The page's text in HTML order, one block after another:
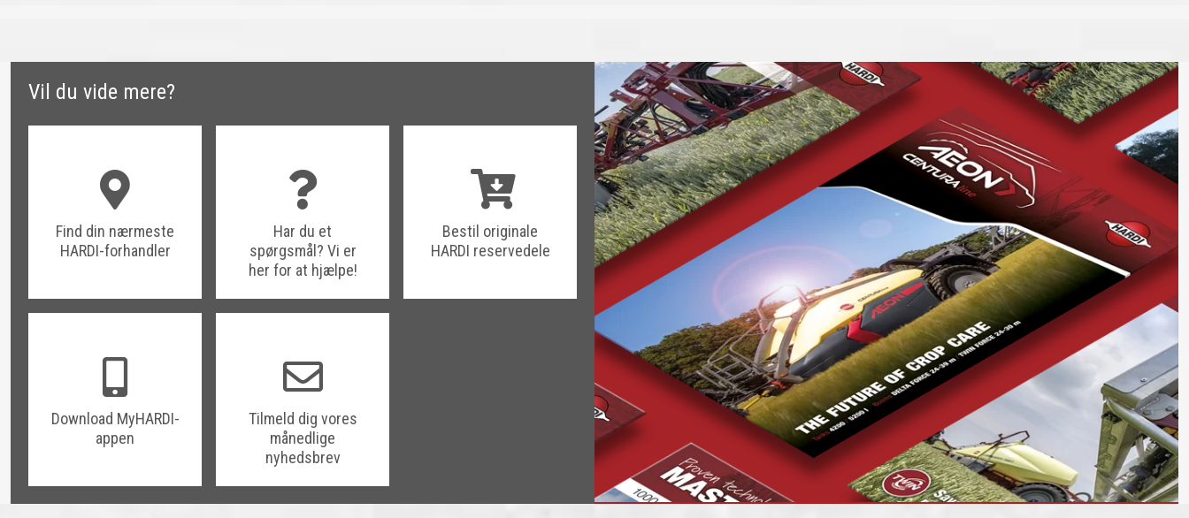
Vil du vide mere?
Find din nærmeste
HARDI-forhandler
Har du et
spørgsmål? Vi er
her for at hjælpe!
Bestil originale
HARDI reservedele
Download MyHARDI-
appen
Tilmeld dig vores
månedlige
nyhedsbrev